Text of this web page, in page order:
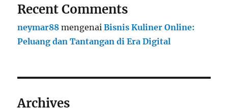
Recent Comments
neymar88 mengenaiBisnis Kuliner Online:
Peluang dan Tantangan di Era Digital
Archives